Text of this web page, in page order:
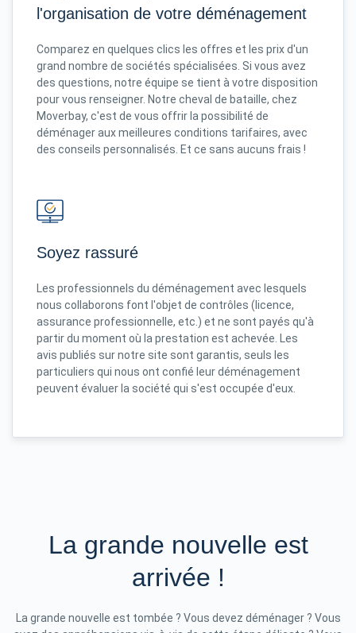
l'organisation de votre déménagement
Comparez en quelques clics les offres et les prix d'un
grand nombre de sociétés spécialisées. Si vous avez
des questions, notre équipe se tient à votre disposition
pour vous renseigner. Notre cheval de bataille, chez
Moverbay, c'est de vous offrir la possibilité de
déménager aux meilleures conditions tarifaires, avec
des conseils personnalisés. Et ce sans aucuns frais !
Soyez rassuré
Les professionnels du déménagement avec lesquels
nous collaborons font l'objet de contrôles (licence,
assurance professionnelle, etc.) et ne sont payés qu'à
partir du moment où la prestation est achevée. Les
avis publiés sur notre site sont garantis, seuls les
particuliers qui nous ont confié leur déménagement
peuvent évaluer la société qui s'est occupée d'eux.
La grande nouvelle est
arrivée !
La grande nouvelle est tombée ? Vous devez déménager ? Vous